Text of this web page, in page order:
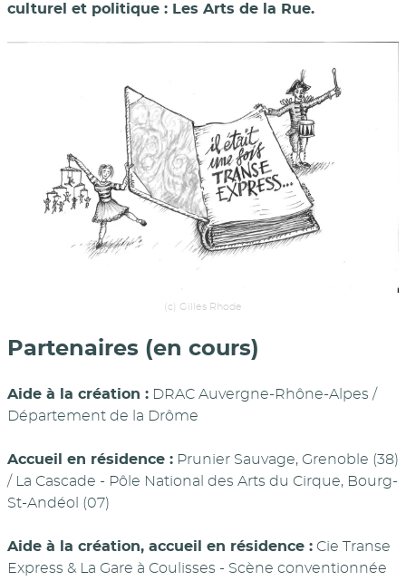
culturel et politique : Les Arts de la Rue.
(c) Gilles Rhode
Partenaires (en cours)
Aide à la création : DRAC Auvergne-Rhône-Alpes /
Département de la Drôme
Accueil en résidence : Prunier Sauvage, Grenoble (38)
/ La Cascade - Pôle National des Arts du Cirque, Bourg-
St-Andéol (07)
Aide à la création, accueil en résidence : Cie Transe
Express & La Gare à Coulisses - Scène conventionnée